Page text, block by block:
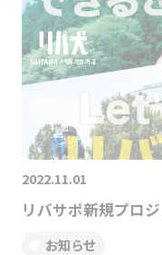
2022.11.01
リバサポ新規プロ
お知らせ